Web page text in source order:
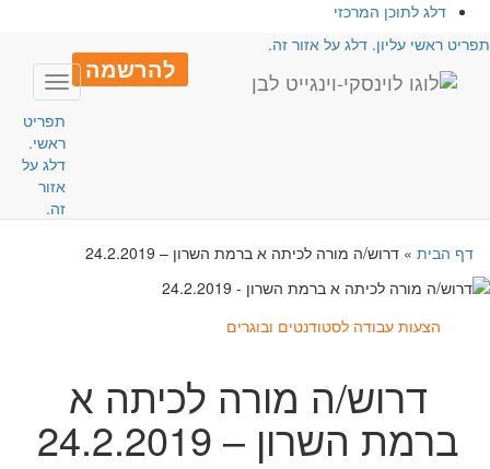
דלג לתוכן המרכזי
ראשי עליון. דלג על אזור זה.
להרשמה
Toggle
תפריט
ראשי.
דלג על
אזור
זה.
דף הבית» דרוש/ה מורה לכיתה א ברמת השרון – 24.2.2019
הצעות עבודה לסטודנטים ובוגרים
דרוש/ה מורה לכיתה א
ברמת השרון – 24.2.2019